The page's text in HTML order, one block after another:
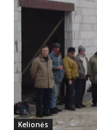
Kelionės